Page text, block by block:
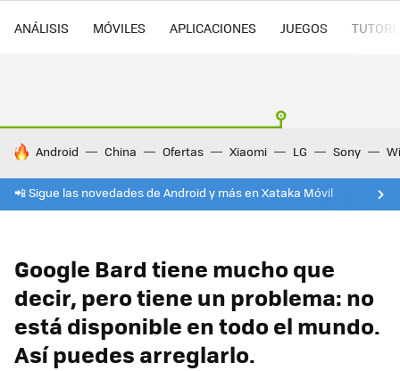
ANÁLISIS MÓVILES APLICACIONES JUEGOS
HOY SE HABLA DE
Android China Ofertas Xiaomi LG Sony
📲 Sigue las novedades de Android y más en Xataka Móvil
Google Bard tiene mucho que
decir, pero tiene un problema: no
está disponible en todo el mundo.
Así puedes arreglarlo.